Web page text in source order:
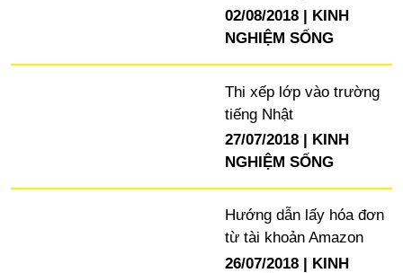
02/08/2018
KINH
NGHIỆM SỐNG
Thi xếp lớp vào trường
tiếng Nhật
27/07/2018
KINH
NGHIỆM SỐNG
Hướng dẫn lấy hóa đơn
từ tài khoản Amazon
26/07/2018
KINH